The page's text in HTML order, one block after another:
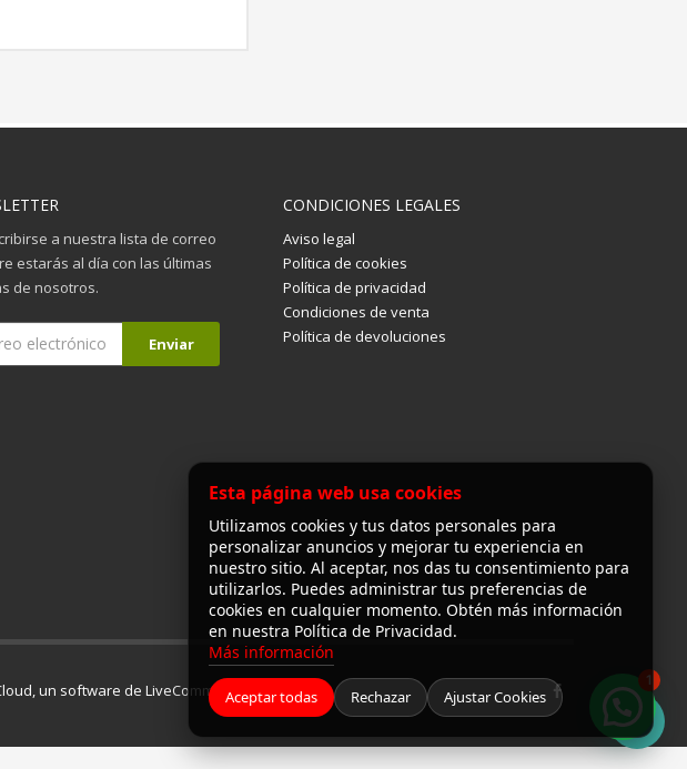
a nuestra lista de correo
estarás al día con las últimas
de nosotros.
CONDICIONES LEGALES
Aviso legal
Política de cookies
Política de privacidad
Condiciones de venta
Política de devoluciones
un software de LiveCommerce
1
¡Hola! ¿en qué puedo ayudarte?
Esta página web usa cookies
Utilizamos cookies y tus datos personales para
personalizar anuncios y mejorar tu experiencia en
nuestro sitio. Al aceptar, nos das tu consentimiento para
utilizarlos. Puedes administrar tus preferencias de
cookies en cualquier momento. Obtén más información
en nuestra Política de Privacidad.
Más información
Aceptar todas Rechazar Ajustar Cookies